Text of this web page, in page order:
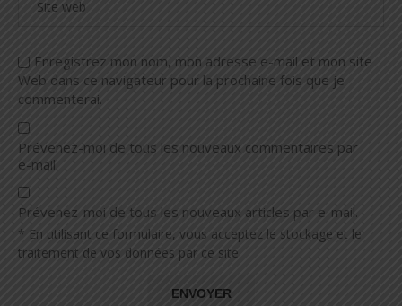
Enregistrez mon nom, mon adresse e-mail et mon site
Web dans ce navigateur pour la prochaine fois que je
commenterai.
Prévenez-moi de tous les nouveaux commentaires par
e-mail.
Prévenez-moi de tous les nouveaux articles par e-mail.
* En utilisant ce formulaire, vous acceptez le stockage et le
traitement de vos données par ce site.